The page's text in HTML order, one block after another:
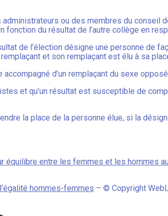
ou des membres du conseil
du résultat de l’autre collège en
de l’élection désigne une personne de
et son remplaçant est élu à sa
d’un remplaçant du sexe
et qu’un résultat est susceptible de
la place de la personne élue, si la
équilibre entre les femmes et les hommes
hommes-femmes – © Copyright